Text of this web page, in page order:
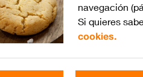
navegación
Si quieres
cookies.